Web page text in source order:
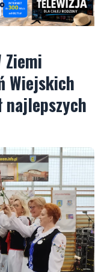
Ziemi
Wiejskich
najlepszych